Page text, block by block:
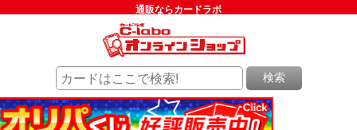
通販ならカードラボ
検索